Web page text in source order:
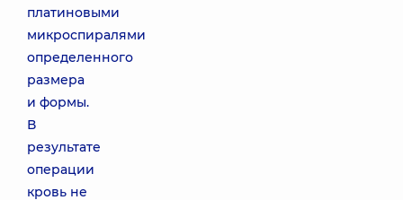
платиновыми
микроспиралями
определенного
размера
и формы.
В
результате
операции
кровь не